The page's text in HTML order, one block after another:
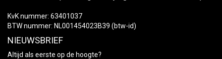
KvK nummer: 63401037
BTW nummer: NL001454023B39 (btw-id)
NIEUWSBRIEF
Altijd als eerste op de hoogte?